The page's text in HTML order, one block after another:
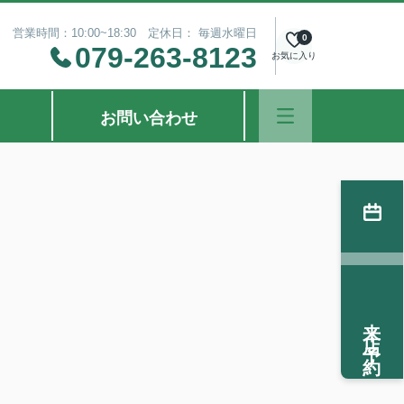
営業時間：10:00~18:30 定休日： 毎週水曜日
079-263-8123 お気に入り
0
お問い合わせ
来店予約